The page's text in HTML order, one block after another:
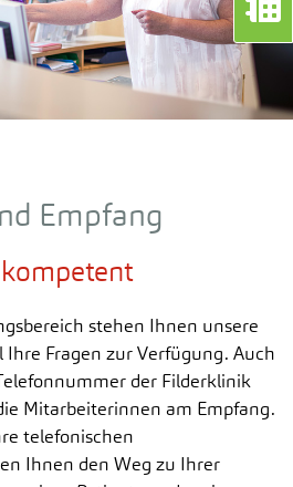
Empfang
stehen Ihnen unsere
Fragen zur Verfügung. Auch
der Filderklinik
Mitarbeiterinnen am Empfang.
telefonischen
Ihnen den Weg zu Ihrer